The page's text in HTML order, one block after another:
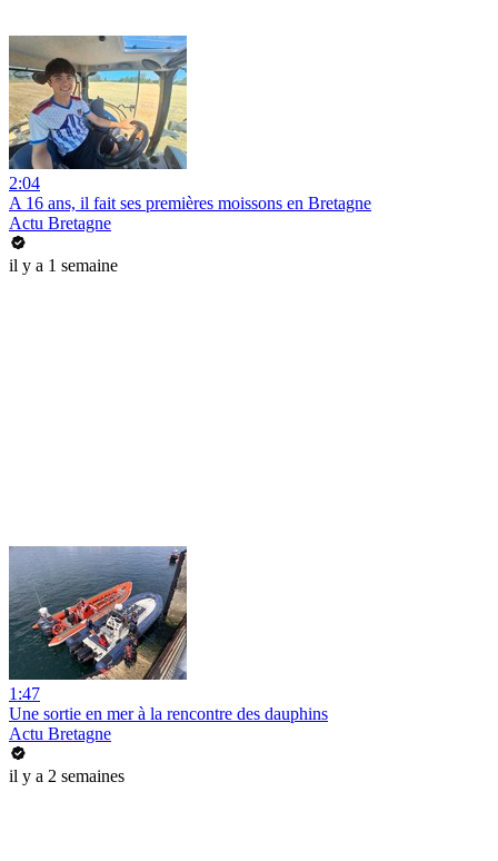
2:04
A 16 ans, il fait ses premières moissons en Bretagne
Actu Bretagne
il y a 1 semaine
1:47
Une sortie en mer à la rencontre des dauphins
Actu Bretagne
il y a 2 semaines